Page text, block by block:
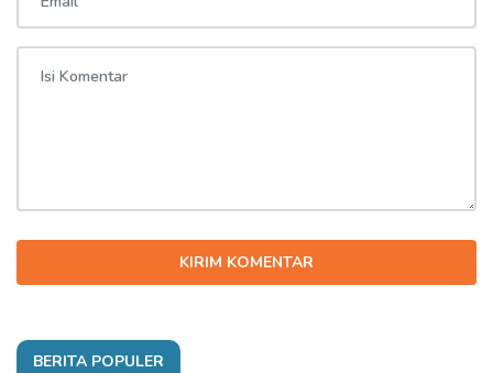
KIRIM KOMENTAR
BERITA POPULER